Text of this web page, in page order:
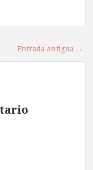
Entrada antigua →